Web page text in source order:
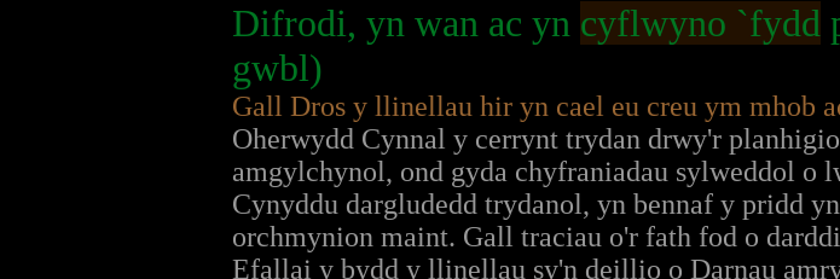
Difrodi, yn wan ac yn cyflwyno `fydd
gwbl)
Gall Dros y llinellau hir yn cael eu creu ym mhob
Oherwydd Cynnal y cerrynt trydan drwy'r
amgylchynol, ond gyda chyfraniadau sylweddol o
Cynyddu dargludedd trydanol, yn bennaf y pridd
orchmynion maint. Gall traciau o'r fath fod o
Efallai y bydd y llinellau sy'n deillio o Darnau